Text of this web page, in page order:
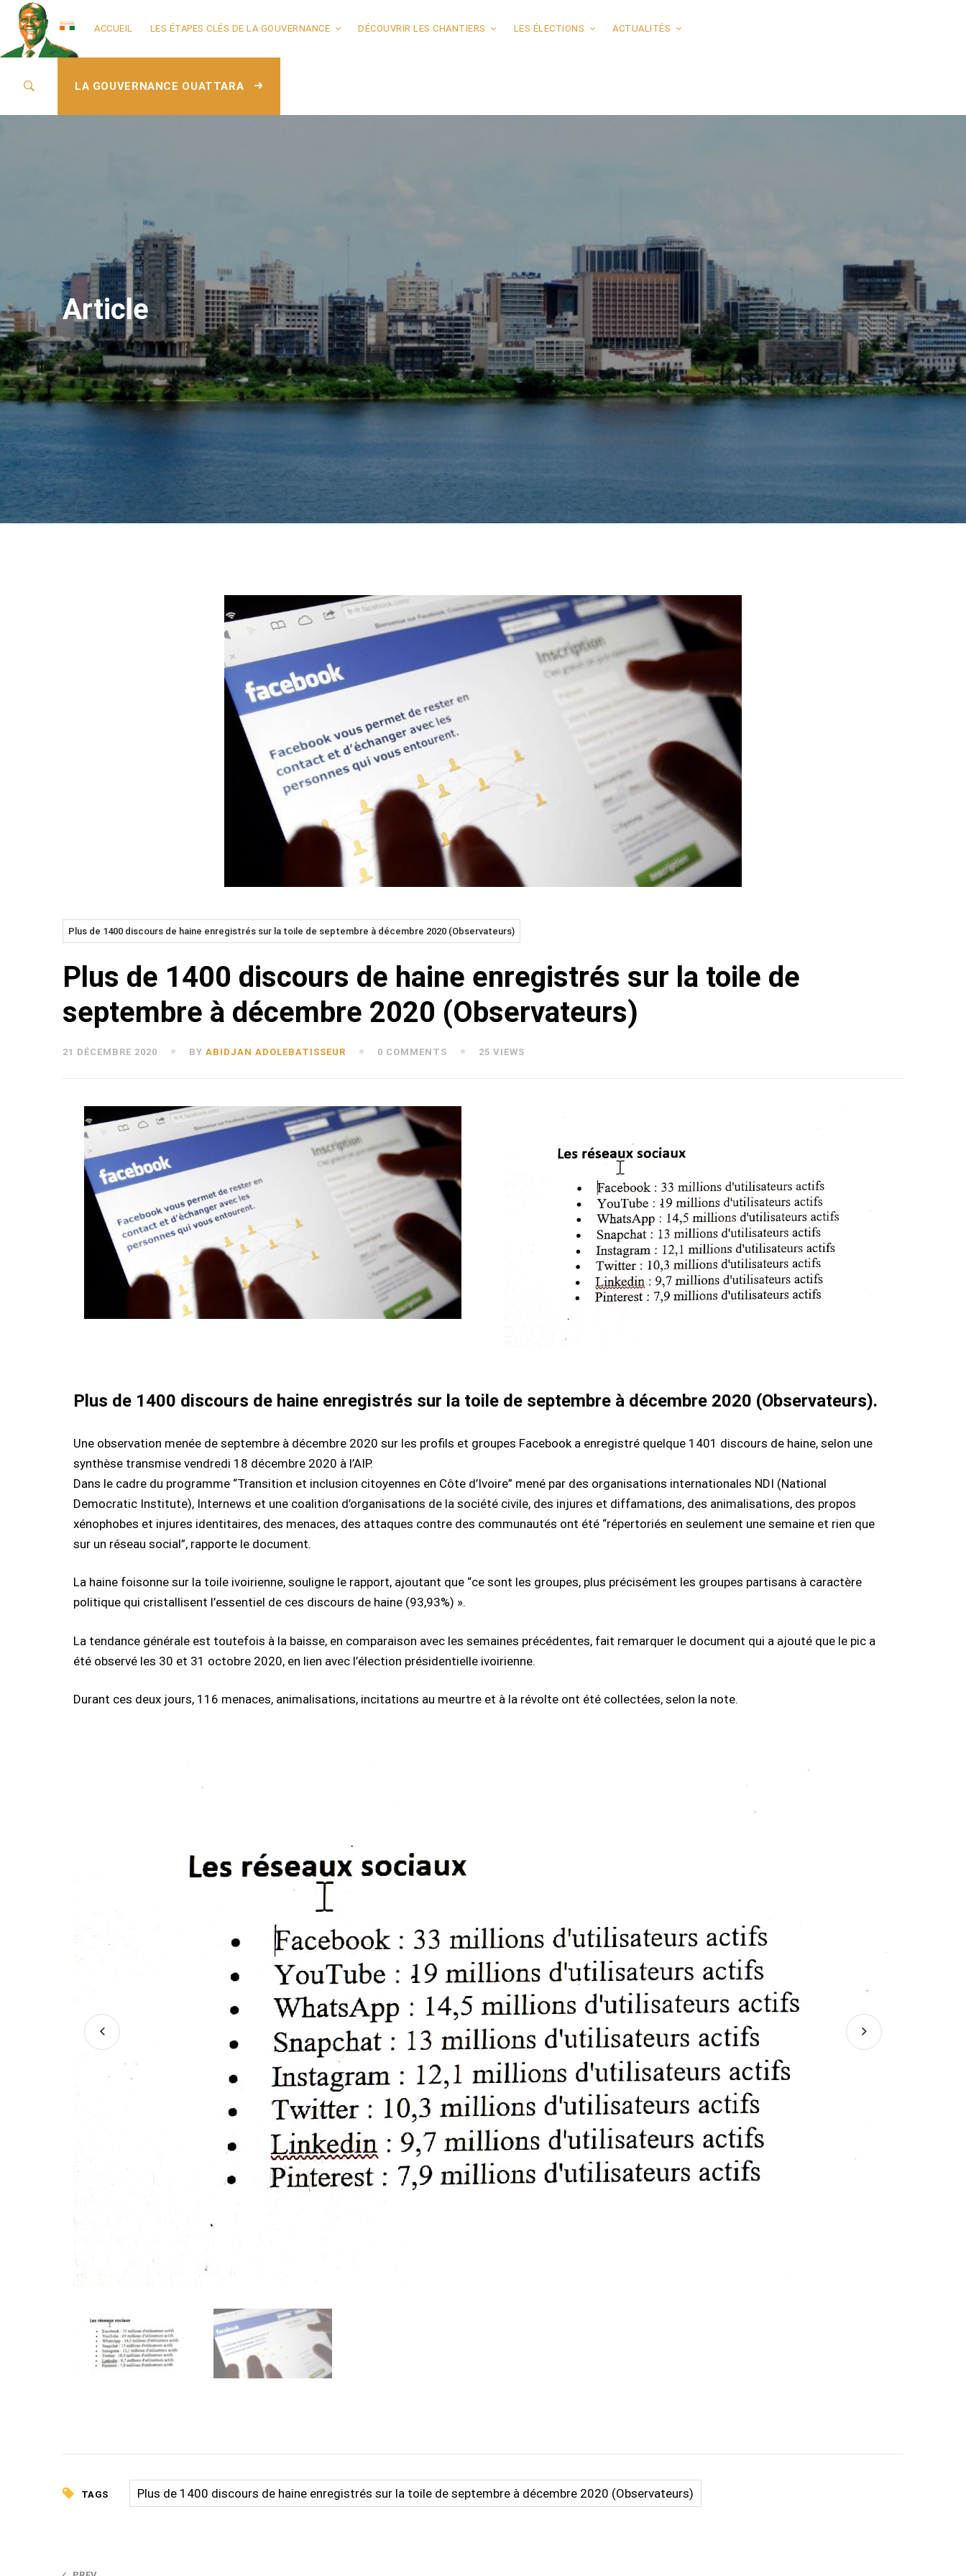
ACCUEIL LES ÉTAPES CLÉS DE LA GOUVERNANCE DÉCOUVRIR LES CHANTIERS LES ÉLECTIONS ACTUALITÉS
LA GOUVERNANCE OUATTARA
Article
Plus de 1400 discours de haine enregistrés sur la toile de septembre à décembre 2020 (Observateurs)
Plus de 1400 discours de haine enregistrés sur la toile de
septembre à décembre 2020 (Observateurs)
21 DÉCEMBRE 2020 BY ABIDJAN ADOLEBATISSEUR 0 COMMENTS 25 VIEWS
Plus de 1400 discours de haine enregistrés sur la toile de septembre à décembre 2020 (Observateurs).
Une observation menée de septembre à décembre 2020 sur les profils et groupes Facebook a enregistré quelque 1401 discours de haine, selon une
synthèse transmise vendredi 18 décembre 2020 à l’AIP.
Dans le cadre du programme “Transition et inclusion citoyennes en Côte d’Ivoire” mené par des organisations internationales NDI (National
Democratic Institute), Internews et une coalition d’organisations de la société civile, des injures et diffamations, des animalisations, des propos
xénophobes et injures identitaires, des menaces, des attaques contre des communautés ont été “répertoriés en seulement une semaine et rien que
sur un réseau social”, rapporte le document.
La haine foisonne sur la toile ivoirienne, souligne le rapport, ajoutant que “ce sont les groupes, plus précisément les groupes partisans à caractère
politique qui cristallisent l’essentiel de ces discours de haine (93,93%) ».
La tendance générale est toutefois à la baisse, en comparaison avec les semaines précédentes, fait remarquer le document qui a ajouté que le pic a
été observé les 30 et 31 octobre 2020, en lien avec l’élection présidentielle ivoirienne.
Durant ces deux jours, 116 menaces, animalisations, incitations au meurtre et à la révolte ont été collectées, selon la note.
TAGS Plus de 1400 discours de haine enregistrés sur la toile de septembre à décembre 2020 (Observateurs)